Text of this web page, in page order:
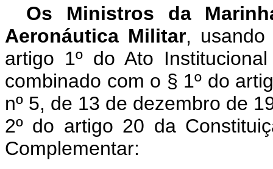
Os Ministros da
Aeronáutica Mi­litar,
artigo 1º do Ato
combinado com o § 1º do
nº 5, de 13 de dezembro de
2º do artigo 20 da
Complementar: